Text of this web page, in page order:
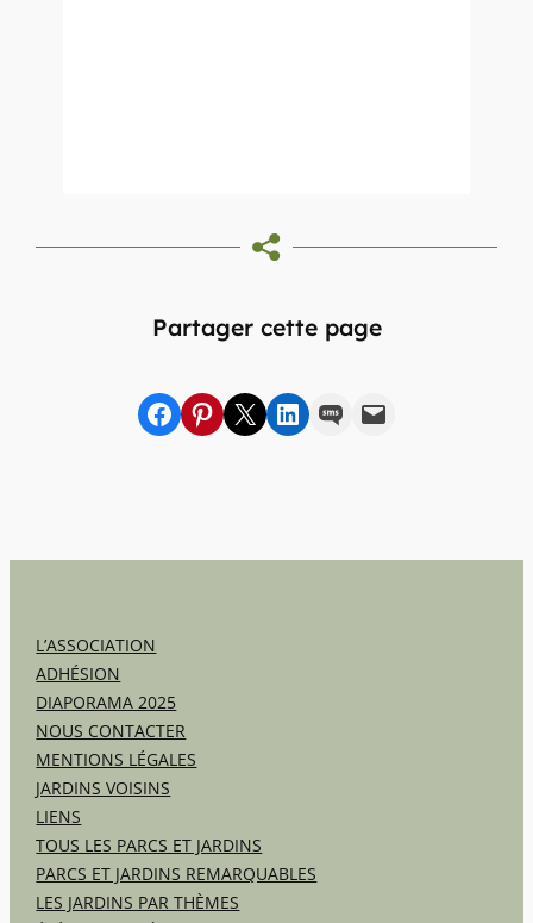
Partager cette page
Partager sur Facebook
sur Pinterest
sur X sur LinkedIn
par SMSpar e-mail
L’ASSOCIATION
ADHÉSION
DIAPORAMA 2025
NOUS CONTACTER
MENTIONS LÉGALES
JARDINS VOISINS
LIENS
TOUS LES PARCS ET JARDINS
PARCS ET JARDINS REMARQUABLES
LES JARDINS PAR THÈMES